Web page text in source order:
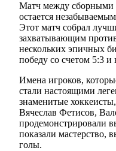
Матч между
остается
Этот матч собрал
захватывающим
нескольких эпичных
победу со счетом 5:3 и
Имена игроков,
стали настоящими
знаменитые
Вячеслав Фетисов,
продемонстрировали
показали мастерство,
голы.